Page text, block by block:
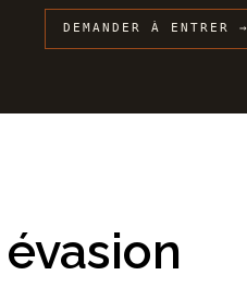
DEMANDER À ENTRER →